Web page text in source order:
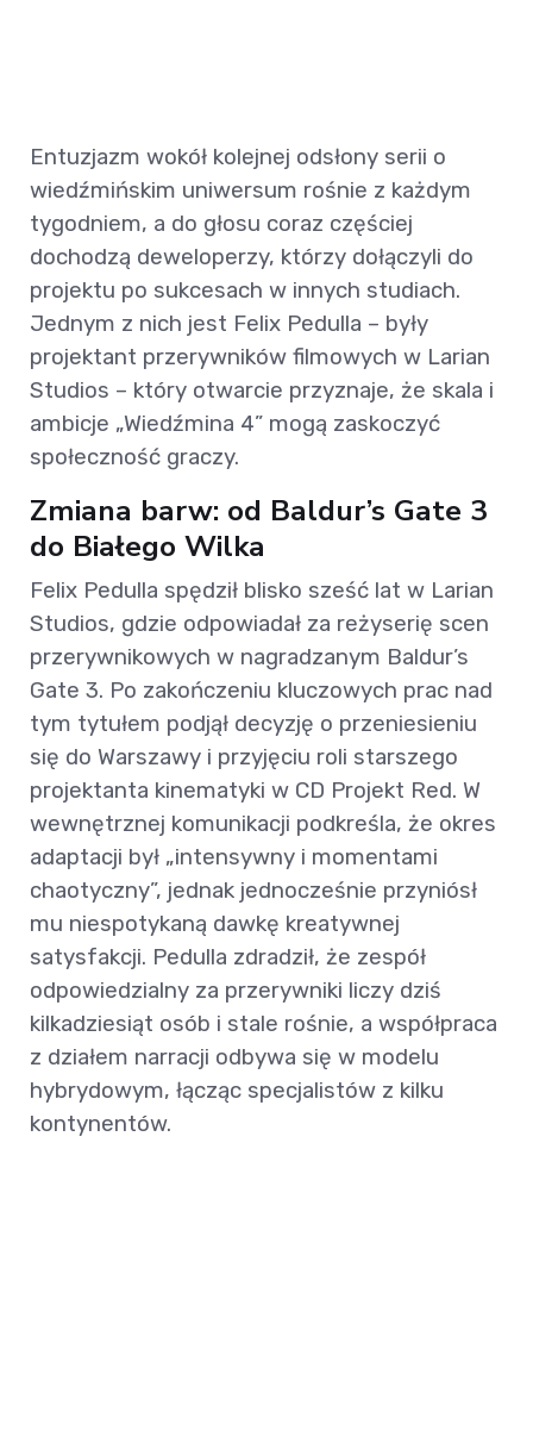
Entuzjazm wokół kolejnej odsłony serii o
wiedźmińskim uniwersum rośnie z każdym
tygodniem, a do głosu coraz częściej
dochodzą deweloperzy, którzy dołączyli do
projektu po sukcesach w innych studiach.
Jednym z nich jest Felix Pedulla – były
projektant przerywników filmowych w Larian
Studios – który otwarcie przyznaje, że skala i
ambicje „Wiedźmina 4” mogą zaskoczyć
społeczność graczy.
Zmiana barw: od Baldur’s Gate 3
do Białego Wilka
Felix Pedulla spędził blisko sześć lat w Larian
Studios, gdzie odpowiadał za reżyserię scen
przerywnikowych w nagradzanym Baldur’s
Gate 3. Po zakończeniu kluczowych prac nad
tym tytułem podjął decyzję o przeniesieniu
się do Warszawy i przyjęciu roli starszego
projektanta kinematyki w CD Projekt Red. W
wewnętrznej komunikacji podkreśla, że okres
adaptacji był „intensywny i momentami
chaotyczny”, jednak jednocześnie przyniósł
mu niespotykaną dawkę kreatywnej
satysfakcji. Pedulla zdradził, że zespół
odpowiedzialny za przerywniki liczy dziś
kilkadziesiąt osób i stale rośnie, a współpraca
z działem narracji odbywa się w modelu
hybrydowym, łącząc specjalistów z kilku
kontynentów.